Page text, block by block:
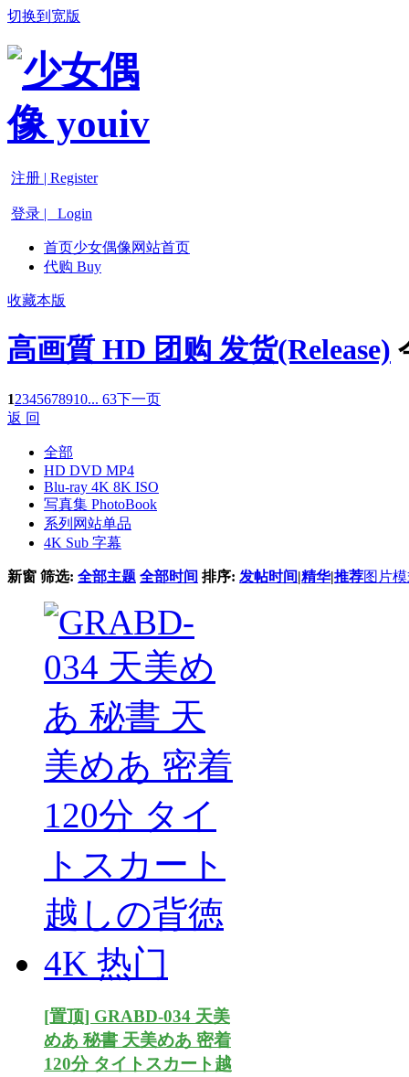
切换到宽版
注册 | Register
登录 | Login
首页少女偶像网站首页
代购 Buy
收藏本版
高画質 HD 团购 发货(Release)
12345678910... 63下一页
返 回
全部
HD DVD MP4
Blu-ray 4K 8K ISO
写真集 PhotoBook
系列网站单品
4K Sub 字幕
新窗 筛选: 全部主题 全部时间 排序: 发帖时间|精华|推荐图片
[置顶] GRABD-034 天美
めあ 秘書 天美めあ 密着
120分 タイトスカート越